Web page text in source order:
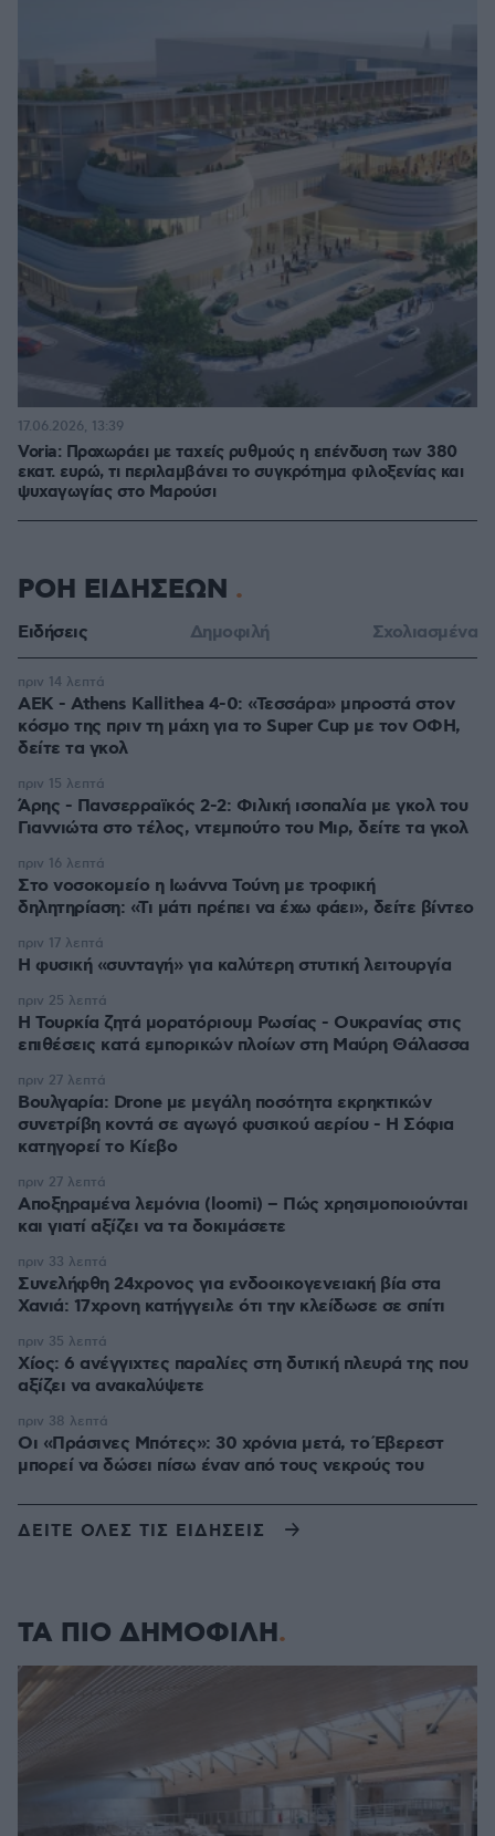
Voria: Προχωράει με ταχείς ρυθμούς η επένδυση των 380
εκατ. ευρώ, τι περιλαμβάνει το συγκρότημα φιλοξενίας και
ψυχαγωγίας στο Μαρούσι
17.06.2026, 13:39
ΡΟΗ ΕΙΔΗΣΕΩΝ
Ειδήσεις Δημοφιλή Σχολιασμένα
ΑΕΚ - Athens Kallithea 4-0: «Τεσσάρα» μπροστά στον
κόσμο της πριν τη μάχη για το Super Cup με τον ΟΦΗ,
δείτε τα γκολ
πριν 14 λεπτά
Άρης - Πανσερραϊκός 2-2: Φιλική ισοπαλία με γκολ του
Γιαννιώτα στο τέλος, ντεμπούτο του Μιρ, δείτε τα γκολ
πριν 15 λεπτά
Στο νοσοκομείο η Ιωάννα Τούνη με τροφική
δηλητηρίαση: «Τι μάτι πρέπει να έχω φάει», δείτε βίντεο
πριν 16 λεπτά
Η φυσική «συνταγή» για καλύτερη στυτική λειτουργία
πριν 17 λεπτά
Η Τουρκία ζητά μορατόριουμ Ρωσίας - Ουκρανίας στις
επιθέσεις κατά εμπορικών πλοίων στη Μαύρη Θάλασσα
πριν 25 λεπτά
Βουλγαρία: Drone με μεγάλη ποσότητα εκρηκτικών
συνετρίβη κοντά σε αγωγό φυσικού αερίου - Η Σόφια
κατηγορεί το Κίεβο
πριν 27 λεπτά
Αποξηραμένα λεμόνια (loomi) – Πώς χρησιμοποιούνται
και γιατί αξίζει να τα δοκιμάσετε
πριν 27 λεπτά
Συνελήφθη 24χρονος για ενδοοικογενειακή βία στα
Χανιά: 17χρονη κατήγγειλε ότι την κλείδωσε σε σπίτι
πριν 33 λεπτά
Χίος: 6 ανέγγιχτες παραλίες στη δυτική πλευρά της που
αξίζει να ανακαλύψετε
πριν 35 λεπτά
Οι «Πράσινες Μπότες»: 30 χρόνια μετά, το Έβερεστ
μπορεί να δώσει πίσω έναν από τους νεκρούς του
πριν 38 λεπτά
ΔΕΙΤΕ ΟΛΕΣ ΤΙΣ ΕΙΔΗΣΕΙΣ
ΤΑ ΠΙΟ ΔΗΜΟΦΙΛΗ